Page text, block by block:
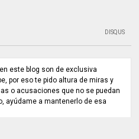
DISQUS
este blog son de exclusiva
por eso te pido altura de miras y
o acusaciones que no se puedan
ayúdame a mantenerlo de esa